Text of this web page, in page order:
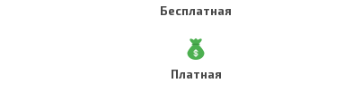
Бесплатная
Платная